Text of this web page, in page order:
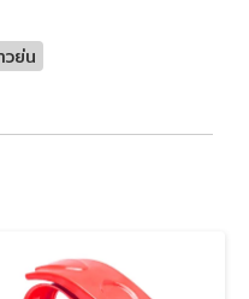
วย่น